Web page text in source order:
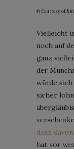
© Courtesy of
Vielleicht
noch auf
ganz
der
würde
sicher
dann
hat vor